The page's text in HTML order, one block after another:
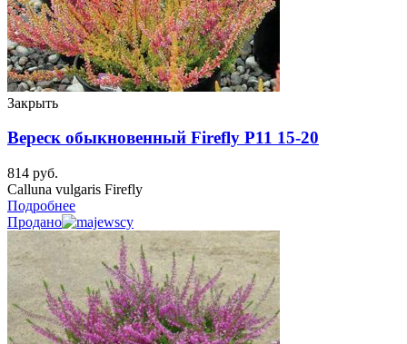
Закрыть
Вереск обыкновенный Firefly P11 15-20
814 руб.
Calluna vulgaris Firefly
Подробнее
Продано